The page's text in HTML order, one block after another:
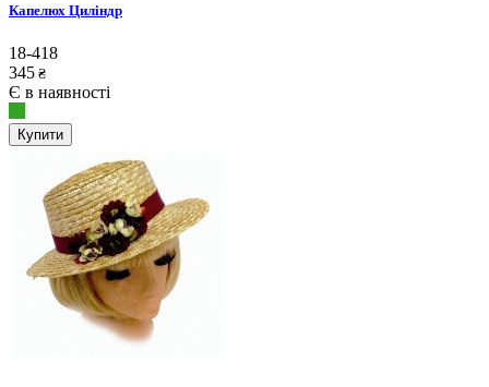
Капелюх Циліндр
18-418
345 ₴
Є в наявності
Купити